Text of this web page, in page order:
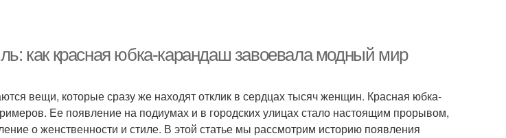
как красная юбка-карандаш завоевала модный мир
вещи, которые сразу же находят отклик в сердцах тысяч женщин. Красная юбка-
Ее появление на подиумах и в городских улицах стало настоящим прорывом,
о женственности и стиле. В этой статье мы рассмотрим историю появления